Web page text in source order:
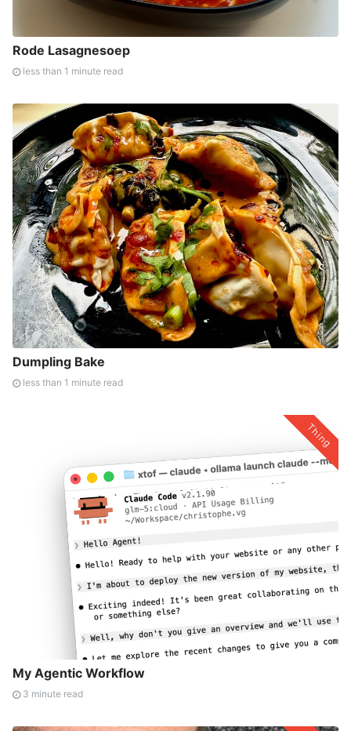
Rode Lasagnesoep
less than 1 minute read
Dumpling Bake
less than 1 minute read
Thing
My Agentic Workflow
3 minute read